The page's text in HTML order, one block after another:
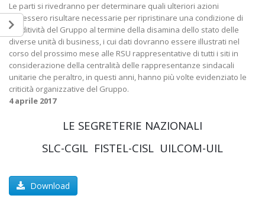
Le parti si rivedranno per determinare quali ulteriori azioni
dovessero risultare necessarie per ripristinare una condizione di
redditività del Gruppo al termine della disamina dello stato delle
diverse unità di business, i cui dati dovranno essere illustrati nel
corso del prossimo mese alle RSU rappresentative di tutti i siti in
considerazione della centralità delle rappresentanze sindacali
unitarie che peraltro, in questi anni, hanno più volte evidenziato le
criticità organizzative del Gruppo.
4 aprile 2017
LE SEGRETERIE NAZIONALI
SLC-CGIL FISTEL-CISL UILCOM-UIL
Download